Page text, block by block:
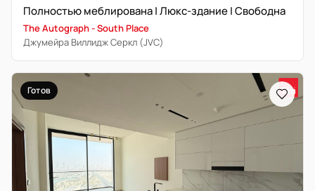
Полностью меблирована | Люкс-здание | Свободна
The Autograph - South Place
Джумейра Виллидж Серкл (JVC)
Готов